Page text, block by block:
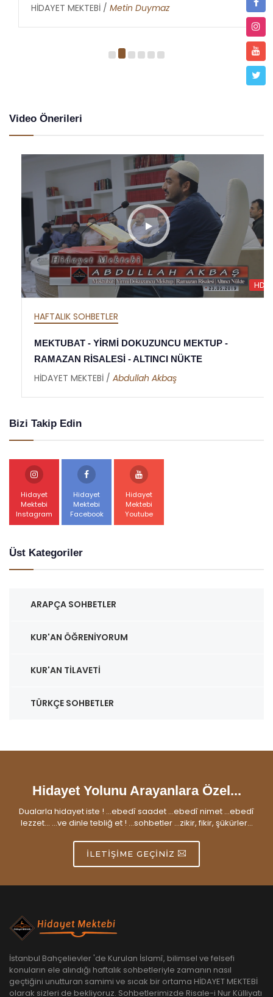
HİDAYET MEKTEBİ / Metin Duymaz
Video Önerileri
HD
HAFTALIK SOHBETLER
MEKTUBAT - YİRMİ DOKUZUNCU MEKTUP -
RAMAZAN RİSALESİ - ALTINCI NÜKTE
HİDAYET MEKTEBİ /Abdullah Akbaş
Bizi Takip Edin
Hidayet
Mektebi
Instagram
Hidayet
Mektebi
Facebook
Hidayet
Mektebi
Youtube
Üst Kategoriler
ARAPÇA SOHBETLER
KUR'AN ÖĞRENIYORUM
KUR'AN TILAVETI
TÜRKÇE SOHBETLER
Hidayet Yolunu Arayanlara Özel...
Dualarla hidayet iste ! ...ebedî saadet ...ebedî nimet ...ebedî
lezzet... ...ve dinle tebliğ et ! ...sohbetler ...zikir, fikir, şükürler...
İLETIŞIME GEÇINIZ
İstanbul Bahçelievler 'de Kurulan İslamî, bilimsel ve felsefi
konuların ele alındığı haftalık sohbetleriyle zamanın nasıl
geçtiğini unutturan samimi ve sıcak bir ortama HİDAYET MEKTEBİ
olarak sizleri de bekliyoruz. Sohbetlerimizde Risale-i Nur Külliyatı